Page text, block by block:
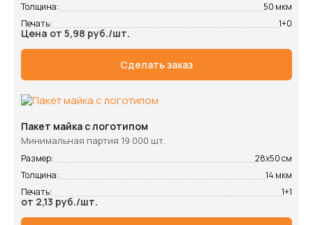
Толщина:
50 мкм
Печать:
1+0
Цена от 5,98 руб./шт.
Сделать заказ
Пакет майка с логотипом
Минимальная партия 19 000 шт.
Размер:
28х50 см
Толщина:
14 мкм
Печать:
1+1
от 2,13 руб./шт.